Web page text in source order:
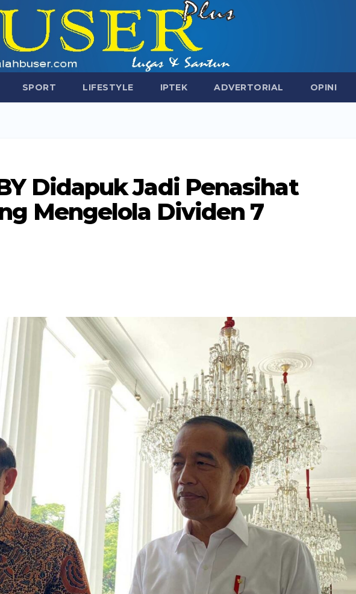
SPORT LIFESTYLE IPTEK ADVERTORIAL OPINI
Didapuk Jadi Penasihat
Mengelola Dividen 7